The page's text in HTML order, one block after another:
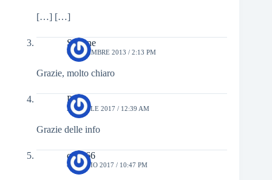
[…] […]
Simone
6 NOVEMBRE 2013 / 2:13 PM
Grazie, molto chiaro
Paolo
24 APRILE 2017 / 12:39 AM
Grazie delle info
carlo66
8 LUGLIO 2017 / 10:47 PM